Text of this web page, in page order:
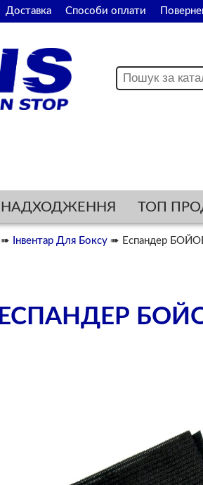
Доставка Способи оплати
НАДХОДЖЕННЯ ТОП
➠ Інвентар Для Боксу ➠ Еспандер
ЕСПАНДЕР